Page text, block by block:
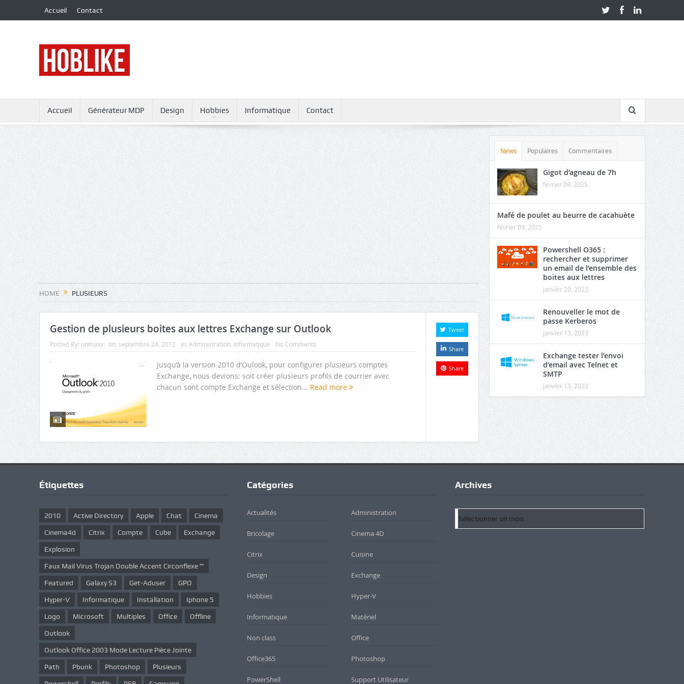
Accueil Contact
Accueil Générateur MDP Design Hobbies Informatique Contact
HOME PLUSIEURS
Gestion de plusieurs boites aux lettres Exchange sur Outlook
Posted By: unmaxx on: septembre 24, 2012 In: Administration Informatique No Comments
Jusqu’à la version 2010 d’Oulook, pour configurer plusieurs comptes
Exchange, nous devions: soit créer plusieurs profils de courrier avec
chacun sont compte Exchange et sélection... Read more
Tweet
Share
Share
News Populaires Commentaires
Gigot d’agneau de 7h
février 09, 2025
Mafé de poulet au beurre de cacahuète
février 09, 2025
Powershell O365 :
rechercher et supprimer
un email de l’ensemble des
boites aux lettres
janvier 20, 2023
Renouveller le mot de
passe Kerberos
janvier 13, 2023
Exchange tester l’envoi
d’email avec Telnet et
SMTP
janvier 13, 2023
Étiquettes
2010 Active Directory Apple Chat Cinema
Cinema4d Citrix Compte Cube Exchange
Explosion
Faux Mail Virus Trojan Double Accent Circonflexe ^^
Featured Galaxy S3 Get-Aduser GPO
Hyper-V Informatique Installation Iphone 5
Logo Microsoft Multiples Office Offline
Outlook
Outlook Office 2003 Mode Lecture Pièce Jointe
Path Pbunk Photoshop Plusieurs
Catégories
Actualités Administration
Bricolage Cinema 4D
Citrix Cuisine
Design Exchange
Hobbies Hyper-V
Informatique Matériel
Non class Office
Office365 Photoshop
PowerShell Support Utilisateur
Archives